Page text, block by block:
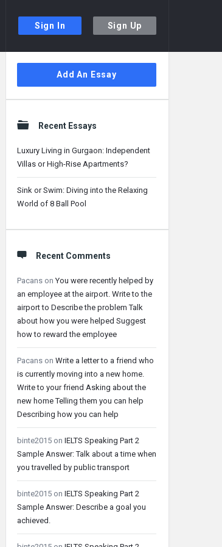
Sign In Sign Up
Sidebar
Add An Essay
Recent Essays
Luxury Living in Gurgaon: Independent
Villas or High-Rise Apartments?
Sink or Swim: Diving into the Relaxing
World of 8 Ball Pool
Recent Comments
Pacans onYou were recently helped by
an employee at the airport. Write to the
airport to Describe the problem Talk
about how you were helped Suggest
how to reward the employee
Pacans on Write a letter to a friend who
is currently moving into a new home.
Write to your friend Asking about the
new home Telling them you can help
Describing how you can help
binte2015 on IELTS Speaking Part 2
Sample Answer: Talk about a time when
you travelled by public transport
binte2015 on IELTS Speaking Part 2
Sample Answer: Describe a goal you
achieved.